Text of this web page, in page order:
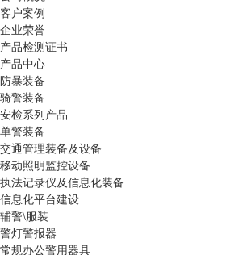
客户案例
企业荣誉
产品检测证书
产品中心
防暴装备
骑警装备
安检系列产品
单警装备
交通管理装备及设备
移动照明监控设备
执法记录仪及信息化装备
信息化平台建设
辅警\服装
警灯警报器
常规办公警用器具